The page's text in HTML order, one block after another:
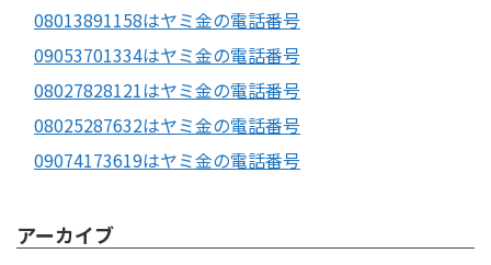
08013891158はヤミ金の電話番号
09053701334はヤミ金の電話番号
08027828121はヤミ金の電話番号
08025287632はヤミ金の電話番号
09074173619はヤミ金の電話番号
アーカイブ